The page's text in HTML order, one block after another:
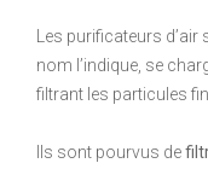
Les purificateurs
nom l’indique, se
filtrant les particules
Ils sont pourvus de